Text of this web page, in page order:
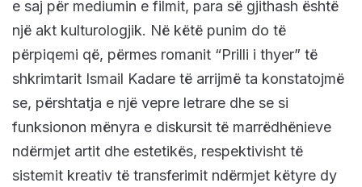
e saj për mediumin e filmit, para së gjithash është
një akt kulturologjik. Në këtë punim do të
përpiqemi që, përmes romanit “Prilli i thyer” të
shkrimtarit Ismail Kadare të arrijmë ta konstatojmë
se, përshtatja e një vepre letrare dhe se si
funksionon mënyra e diskursit të marrëdhënieve
ndërmjet artit dhe estetikës, respektivisht të
sistemit kreativ të transferimit ndërmjet këtyre dy